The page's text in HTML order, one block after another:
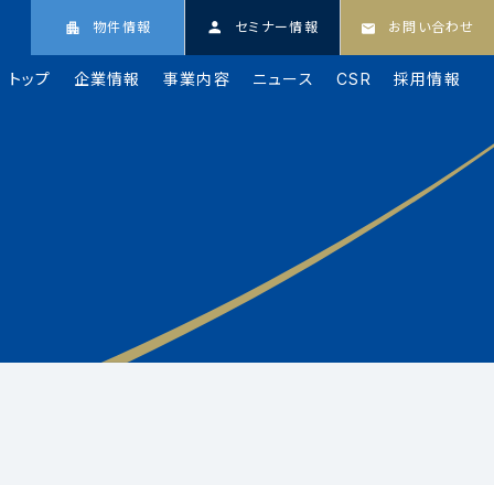
物件情報 セミナー情報 お問い合わせ
トップ 企業情報 事業内容 ニュース CSR 採用情報